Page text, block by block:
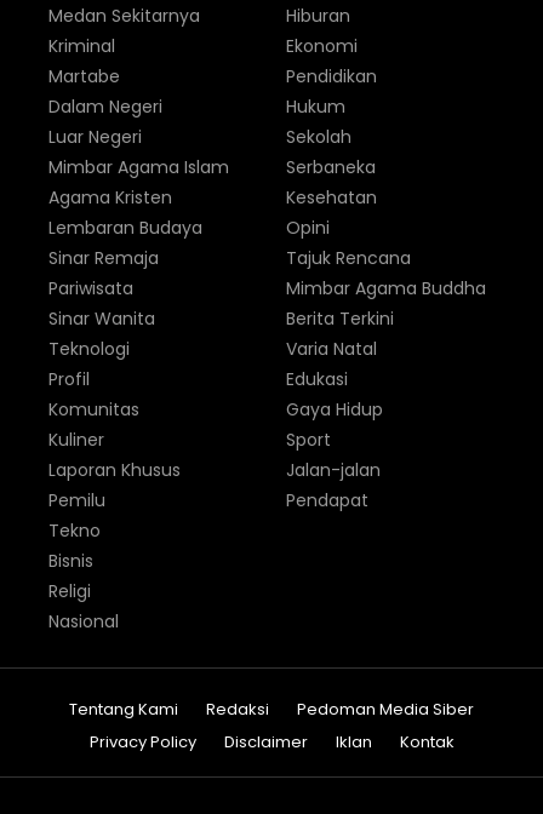
Medan Sekitarnya
Kriminal
Martabe
Dalam Negeri
Luar Negeri
Hiburan
Ekonomi
Pendidikan
Hukum
Sekolah
Mimbar Agama Islam
Agama Kristen
Lembaran Budaya
Sinar Remaja
Pariwisata
Sinar Wanita
Serbaneka
Kesehatan
Opini
Tajuk Rencana
Mimbar Agama Buddha
Berita Terkini
Teknologi
Profil
Komunitas
Kuliner
Laporan Khusus
Pemilu
Varia Natal
Edukasi
Gaya Hidup
Sport
Jalan-jalan
Pendapat
Tekno
Bisnis
Religi
Nasional
Tentang Kami Redaksi
Pedoman Media Siber
Privacy Policy
Disclaimer Iklan Kontak